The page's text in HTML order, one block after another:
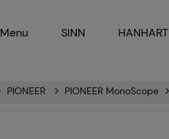
Menu SINN HANHART
PIONEER PIONEER MonoScope